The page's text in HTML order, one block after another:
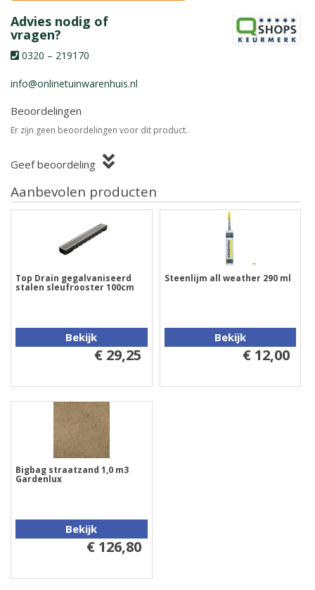
Advies nodig of
vragen?
0320 – 219170
info@onlinetuinwarenhuis.nl
Beoordelingen
Er zijn geen beoordelingen voor dit product.
Geef beoordeling
Aanbevolen producten
Top Drain gegalvaniseerd
stalen sleufrooster 100cm
Bekijk
€ 29,25
Steenlijm all weather 290 ml
Bekijk
€ 12,00
Bigbag straatzand 1,0 m3
Gardenlux
Bekijk
€ 126,80